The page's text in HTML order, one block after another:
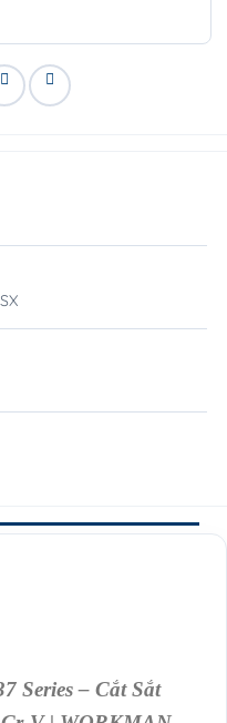
Series – Cắt Sắt